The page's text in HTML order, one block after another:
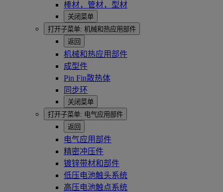
棒材，管材，型材
关闭菜单
打开子菜单: 机械和热应用部件
返回
机械和热应用部件
成型件
Pin Fin散热体
同步环
关闭菜单
打开子菜单: 电气应用部件
返回
电气应用部件
精密冲压件
镀锌带材和部件
低压电池触头系统
高压电池触点系统